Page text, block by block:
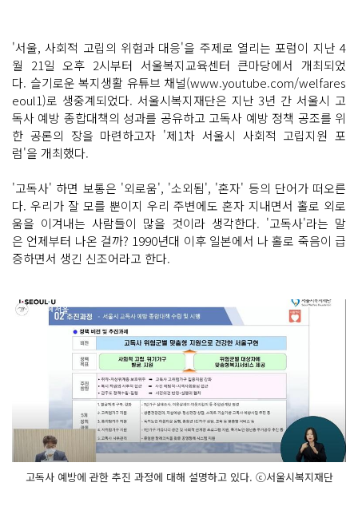
'서울, 사회적 고립의 위험과 대응'을 주제로 열리는 포럼이 지난 4
월 21일 오후 2시부터 서울복지교육센터 큰마당에서 개최되었
다. 슬기로운 복지생활 유튜브 채널(www.youtube.com/welfares
eoul1)로 생중계되었다. 서울시복지재단은 지난 3년 간 서울시 고
독사 예방 종합대책의 성과를 공유하고 고독사 예방 정책 공조를 위
한 공론의 장을 마련하고자 '제1차 서울시 사회적 고립지원 포
럼'을 개최했다.
'고독사' 하면 보통은 '외로움', '소외됨', '혼자' 등의 단어가 떠오른
다. 우리가 잘 모를 뿐이지 우리 주변에도 혼자 지내면서 홀로 외로
움을 이겨내는 사람들이 많을 것이라 생각한다. '고독사'라는 말
은 언제부터 나온 걸까? 1990년대 이후 일본에서 나 홀로 죽음이 급
증하면서 생긴 신조어라고 한다.
고독사 예방에 관한 추진 과정에 대해 설명하고 있다. ⓒ서울시복지재단